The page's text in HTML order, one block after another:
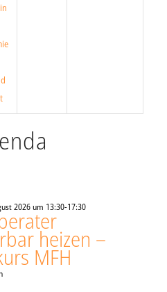
2026 um 13:30-17:30
heizen –
MFH